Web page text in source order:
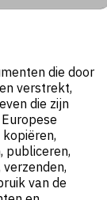
die door
verstrekt,
die zijn
publiceren,
van de